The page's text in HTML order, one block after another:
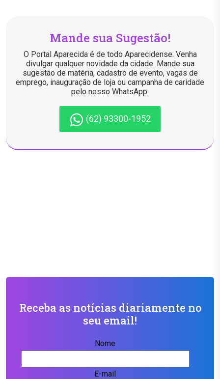
Mande sua Sugestão!
O Portal Aparecida é de todo Aparecidense. Venha
divulgar qualquer novidade da cidade. Mande sua
sugestão de matéria, cadastro de evento, vagas de
emprego, inauguração de loja ou campanha de caridade
pelo nosso WhatsApp:
(62) 93300-1952
Receba as notícias diariamente no
seu email!
Nome
E-mail